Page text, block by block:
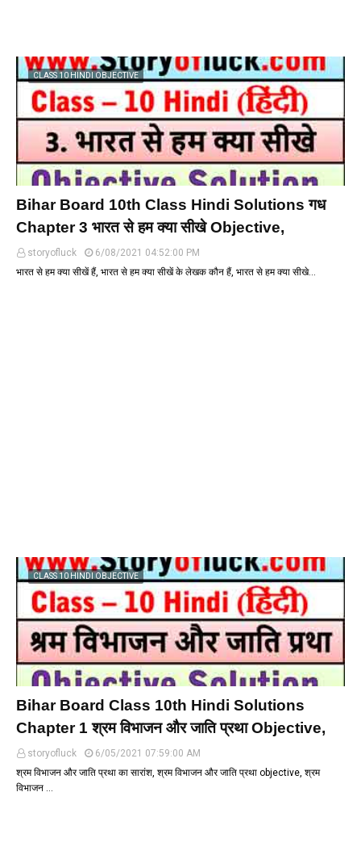
CLASS 10 HINDI OBJECTIVE
Bihar Board 10th Class Hindi Solutions गध
Chapter 3 भारत से हम क्या सीखे Objective,
storyofluck
6/08/2021 04:52:00 PM
भारत से हम क्या सीखें हैं, भारत से हम क्या सीखें के लेखक कौन हैं, भारत से हम क्या सीखे…
CLASS 10 HINDI OBJECTIVE
Bihar Board Class 10th Hindi Solutions
Chapter 1 श्रम विभाजन और जाति प्रथा Objective,
storyofluck
6/05/2021 07:59:00 AM
श्रम विभाजन और जाति प्रथा का सारांश, श्रम विभाजन और जाति प्रथा objective, श्रम
विभाजन …